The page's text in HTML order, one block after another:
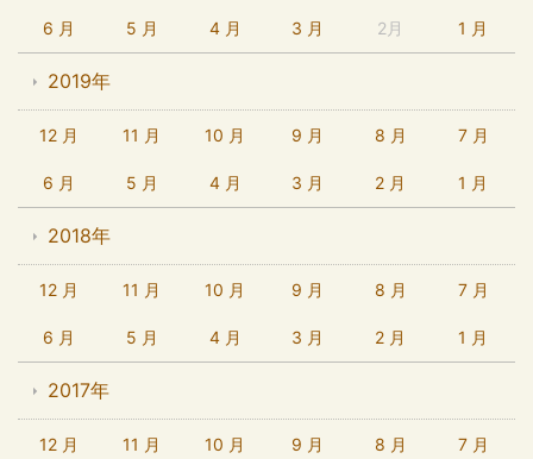
6 月 5 月 4 月 3 月 2月 1 月
2019年
12 月 11 月 10 月 9 月 8 月 7 月
6 月 5 月 4 月 3 月 2 月 1 月
2018年
12 月 11 月 10 月 9 月 8 月 7 月
6 月 5 月 4 月 3 月 2 月 1 月
2017年
12 月 11 月 10 月 9 月 8 月 7 月